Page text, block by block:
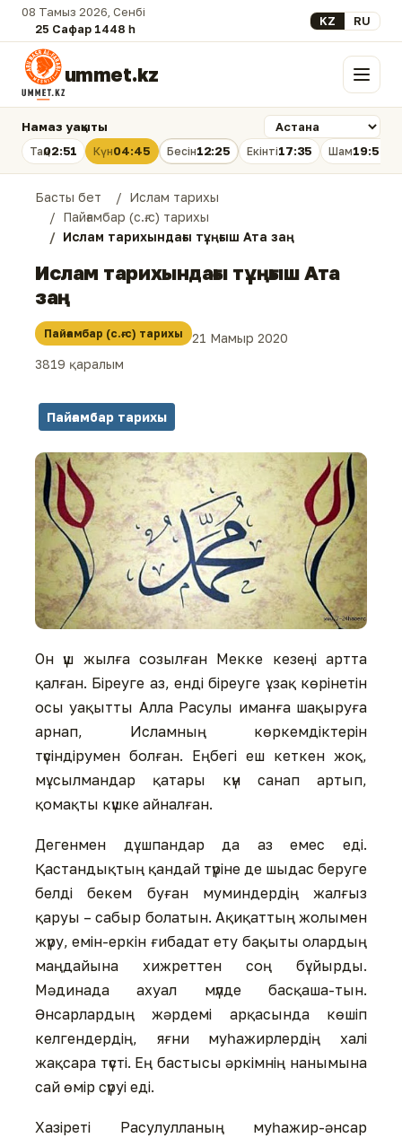
08 Тамыз 2026, Сенбі
25 Сафар 1448 һ.
Select your
KZ RU
ummet.kz Мәзір
Намаз уақыты
Таң02:51 Күн04:45 Бесін12:25 Екінті17:35 Шам19:54
Басты бет
Ислам тарихы
Пайғамбар (с.ғ.с) тарихы
Ислам тарихындағы тұңғыш Ата заң
Ислам тарихындағы тұңғыш Ата
заң
Пайғамбар (с.ғ.с) тарихы
21 Мамыр 2020
3819 қаралым
Пайғамбар тарихы
Он үш жылға созылған Мекке кезеңі артта
қалған. Біреуге аз, енді біреуге ұзақ көрінетін
осы уақытты Алла Расулы иманға шақыруға
арнап, Исламның көркемдіктерін
түсіндірумен болған. Еңбегі еш кеткен жоқ,
мұсылмандар қатары күн санап артып,
қомақты күшке айналған.
Дегенмен дұшпандар да аз емес еді.
Қастандықтың қандай түріне де шыдас беруге
белді бекем буған муминдердің жалғыз
қаруы – сабыр болатын. Ақиқаттың жолымен
жүру, емін-еркін ғибадат ету бақыты олардың
маңдайына хижреттен соң бұйырды.
Мәдинада ахуал мүлде басқаша-тын.
Әнсарлардың жәрдемі арқасында көшіп
келгендердің, яғни муһажирлердің халі
жақсара түсті. Ең бастысы әркімнің нанымына
сай өмір сүруі еді.
Хазіреті Расулулланың муһажир-әнсар